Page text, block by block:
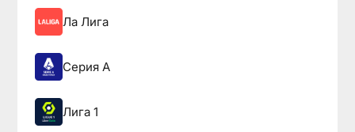
Ла Лига
Серия А
Лига 1